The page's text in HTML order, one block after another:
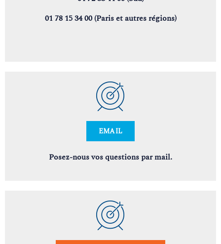
01 78 15 34 00 (Paris et autres régions)
EMAIL
Posez-nous vos questions par mail.